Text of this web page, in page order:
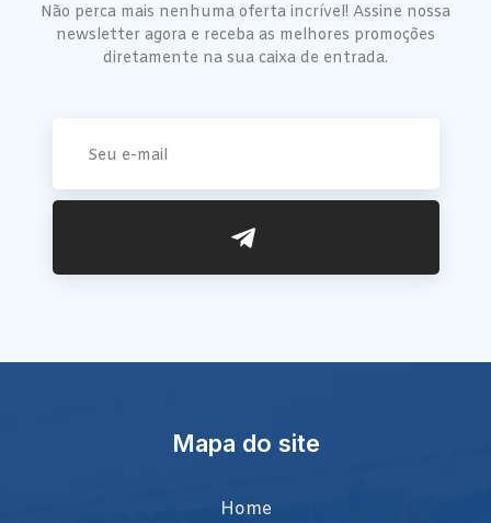
Não perca mais nenhuma oferta incrível! Assine nossa
newsletter agora e receba as melhores promoções
diretamente na sua caixa de entrada.
Mapa do site
Home